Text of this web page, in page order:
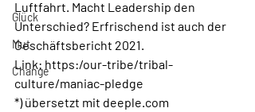
Glück
Mut
Change
Luftfahrt. Macht Leadership den
Unterschied? Erfrischend ist auch der
Geschäftsbericht 2021.
Link: https:/our-tribe/tribal-
culture/maniac-pledge
*) übersetzt mit deeple.com